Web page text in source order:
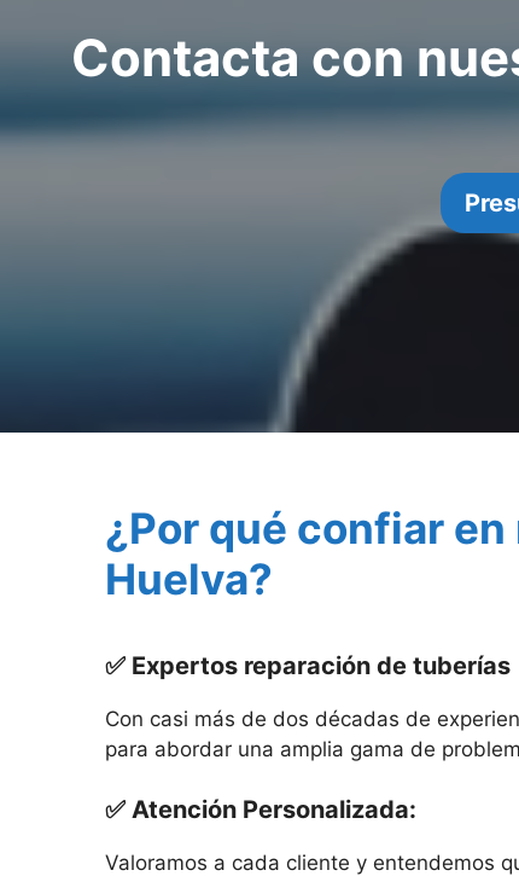
Contacta con
¿Por qué confiar
Huelva?
✅ Expertos reparación de tuberías
Con casi más de dos décadas de
para abordar una amplia gama de
✅ Atención Personalizada:
Valoramos a cada cliente y entendemos